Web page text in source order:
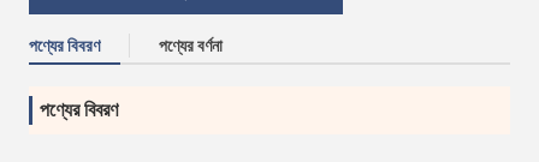
পণ্যের বিবরণ পণ্যের বর্ণনা
পণ্যের বিবরণ